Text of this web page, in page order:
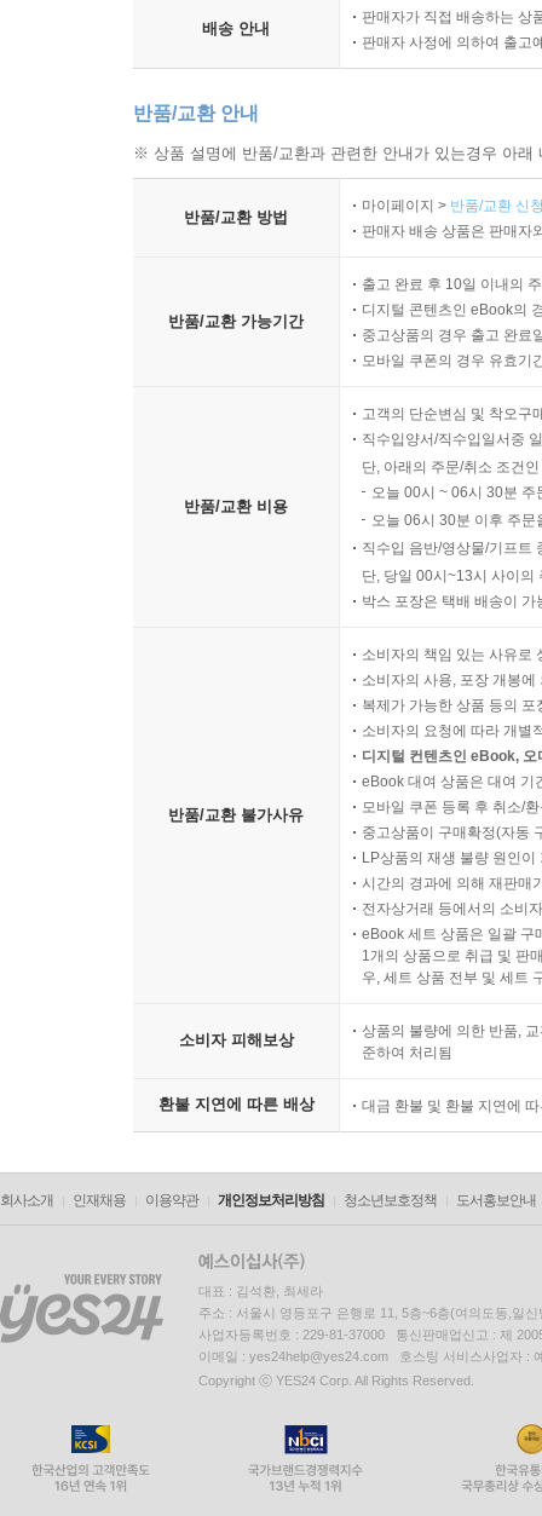
배송 안내
판매자가 직접 배송하는 상
판매자 사정에 의하여 출고
반품/교환 안내
※ 상품 설명에 반품/교환과 관련한 안내가 있는경우 아
반품/교환 방법
마이페이지 > 반품/교환 신
판매자 배송 상품은 판매자
반품/교환 가능기간
출고 완료 후 10일 이내의
디지털 콘텐츠인 eBook의
중고상품의 경우 출고 완료
모바일 쿠폰의 경우 유효기
반품/교환 비용
고객의 단순변심 및 착오구
직수입양서/직수입일서중
단, 아래의 주문/취소 조건
오늘 00시 ~ 06시 30분
오늘 06시 30분 이후 주
직수입 음반/영상물/기프트
단, 당일 00시~13시 사이의
박스 포장은 택배 배송이
반품/교환 불가사유
소비자의 책임 있는 사유로
소비자의 사용, 포장 개봉
복제가 가능한 상품 등의
소비자의 요청에 따라 개별
디지털 컨텐츠인 eBook,
eBook 대여 상품은 대여 기
모바일 쿠폰 등록 후 취소/
중고상품이 구매확정(자동
LP상품의 재생 불량 원인
시간의 경과에 의해 재판매
전자상거래 등에서의 소비
eBook 세트 상품은 일괄 구
1개의 상품으로 취급 및 판
우, 세트 상품 전부 및 세트
소비자 피해보상
상품의 불량에 의한 반품,
준하여 처리됨
환불 지연에 따른 배상 대금 환불 및 환불 지연에
회사소개 인재채용 이용약관 개인정보처리방침 청소년보호정책 도서홍보안내
대표 : 김석환, 최세라
주소 : 서울시 영등포구 은행로 11, 5층~6층(여의도동,일신
사업자등록번호 : 229-81-37000 통신판매업신고 : 제
이메일 : yes24help@yes24.com 호스팅 서비스사업자 :
Copyright ⓒ YES24 Corp. All Rights Reserved.